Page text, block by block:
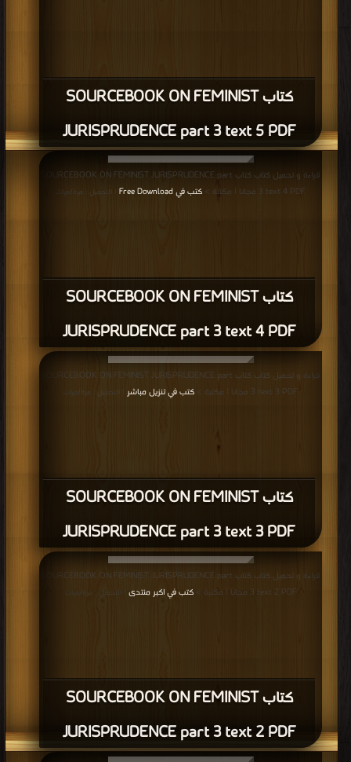
كتاب SOURCEBOOK ON FEMINIST
JURISPRUDENCE part 3 text 5 PDF
كتاب SOURCEBOOK ON FEMINIST
JURISPRUDENCE part 3 text 4 PDF
قراءة و تحميل كتاب كتاب SOURCEBOOK ON FEMINIST JURISPRUDENCE part
3 text 4 PDF مجانا | مكتبة >
كتب في Free Download | التحميل : مرة/مرات
كتاب SOURCEBOOK ON FEMINIST
JURISPRUDENCE part 3 text 3 PDF
قراءة و تحميل كتاب كتاب SOURCEBOOK ON FEMINIST JURISPRUDENCE part
3 text 3 PDF مجانا | مكتبة >
كتب في تنزيل مباشر | التحميل : مرة/مرات
كتاب SOURCEBOOK ON FEMINIST
JURISPRUDENCE part 3 text 2 PDF
قراءة و تحميل كتاب كتاب SOURCEBOOK ON FEMINIST JURISPRUDENCE part
3 text 2 PDF مجانا | مكتبة >
كتب في اكبر منتدى | التحميل : مرة/مرات